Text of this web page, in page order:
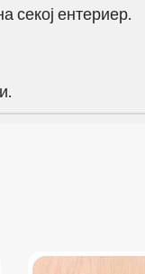
секој ентериер.